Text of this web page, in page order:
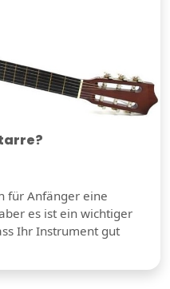
für Anfänger eine
es ist ein wichtiger
Ihr Instrument gut